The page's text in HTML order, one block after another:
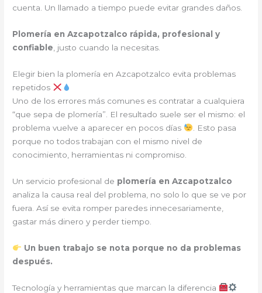
cuenta. Un llamado a tiempo puede evitar grandes daños.
Plomería en Azcapotzalco rápida, profesional y
confiable, justo cuando la necesitas.
Elegir bien la plomería en Azcapotzalco evita problemas
repetidos
Uno de los errores más comunes es contratar a cualquiera
“que sepa de plomería”. El resultado suele ser el mismo: el
problema vuelve a aparecer en pocos días
. Esto pasa
porque no todos trabajan con el mismo nivel de
conocimiento, herramientas ni compromiso.
Un servicio profesional de plomería en Azcapotzalco
analiza la causa real del problema, no solo lo que se ve por
fuera. Así se evita romper paredes innecesariamente,
gastar más dinero y perder tiempo.
Un buen trabajo se nota porque no da problemas
después.
Tecnología y herramientas que marcan la diferencia